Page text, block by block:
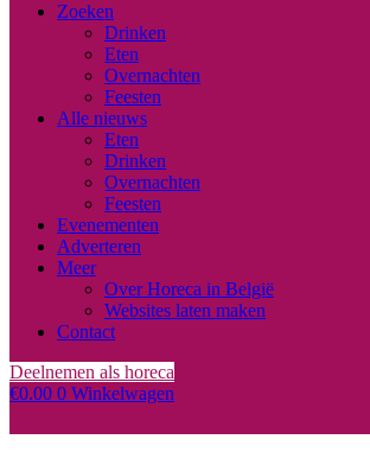
Zoeken
Drinken
Eten
Overnachten
Feesten
Alle nieuws
Eten
Drinken
Overnachten
Feesten
Evenementen
Adverteren
Meer
Over Horeca in België
Websites laten maken
Contact
Deelnemen als horeca
€0.00 0 Winkelwagen